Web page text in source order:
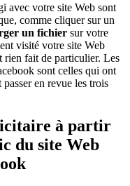
avec votre site Web sont
comme cliquer sur un
un fichier sur votre
visité votre site Web
rien fait de particulier. Les
sont celles qui ont
en revue les trois
à partir
du site Web